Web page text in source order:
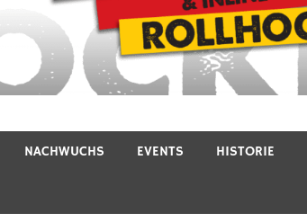
NACHWUCHS EVENTS HISTORIE